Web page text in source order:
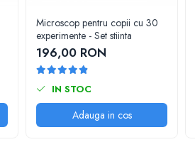
Microscop pentru copii cu 30
experimente - Set stiinta
196,00 RON
IN STOC
Adauga in cos